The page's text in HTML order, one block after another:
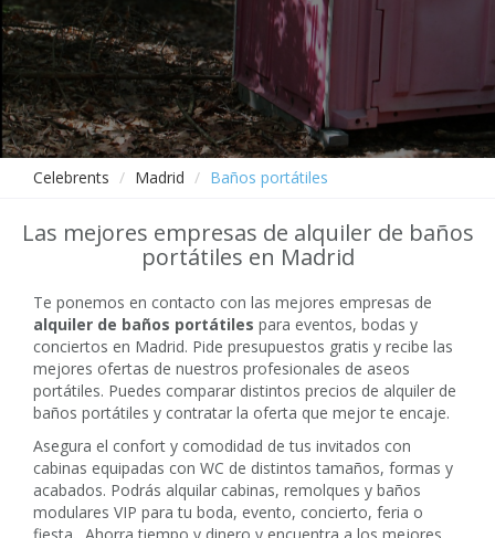
Celebrents Madrid Baños portátiles
Las mejores empresas de alquiler de baños
portátiles en Madrid
Te ponemos en contacto con las mejores empresas de
alquiler de baños portátiles para eventos, bodas y
conciertos en Madrid. Pide presupuestos gratis y recibe las
mejores ofertas de nuestros profesionales de aseos
portátiles. Puedes comparar distintos precios de alquiler de
baños portátiles y contratar la oferta que mejor te encaje.
Asegura el confort y comodidad de tus invitados con
cabinas equipadas con WC de distintos tamaños, formas y
acabados. Podrás alquilar cabinas, remolques y baños
modulares VIP para tu boda, evento, concierto, feria o